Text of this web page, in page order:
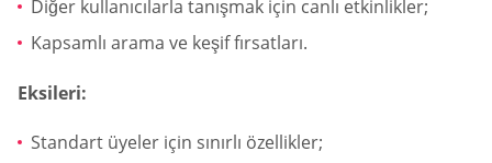
Diğer kullanıcılarla tanışmak için canlı etkinlikler;
Kapsamlı arama ve keşif fırsatları.
Eksileri:
Standart üyeler için sınırlı özellikler;